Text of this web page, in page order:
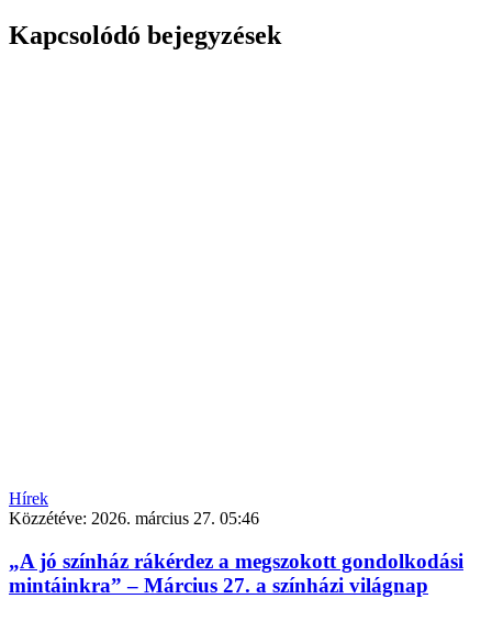
Kapcsolódó bejegyzések
Hírek
Közzétéve: 2026. március 27. 05:46
„A jó színház rákérdez a megszokott gondolkodási
mintáinkra” – Március 27. a színházi világnap